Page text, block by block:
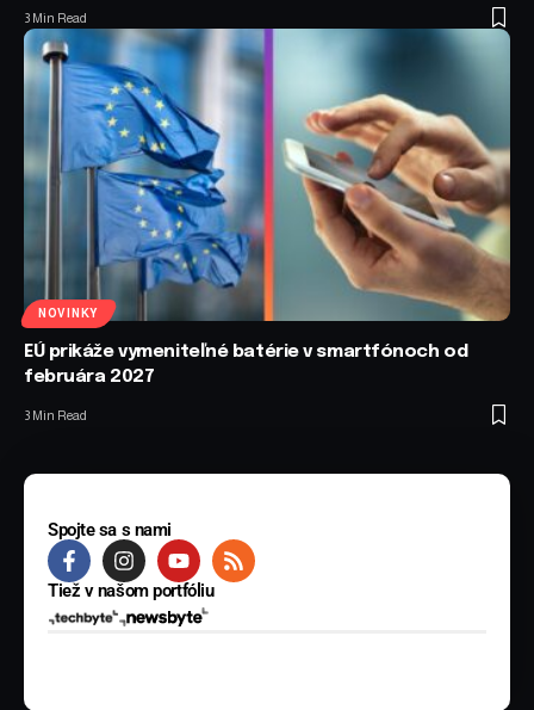
3 Min Read
NOVINKY
EÚ prikáže vymeniteľné batérie v smartfónoch od
februára 2027
3 Min Read
Spojte sa s nami
Tiež v našom portfóliu